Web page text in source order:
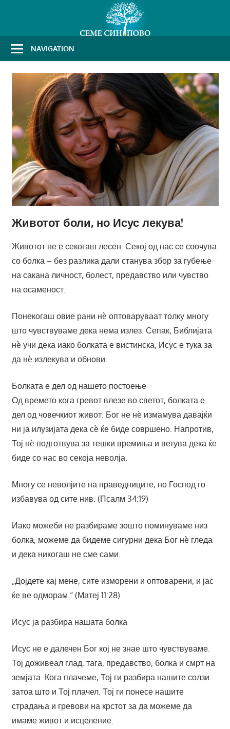
NAVIGATION
Животот боли, но Исус лекува!
Животот не е секогаш лесен. Секој од нас се соочува
со болка – без разлика дали станува збор за губење
на сакана личност, болест, предавство или чувство
на осаменост.
Понекогаш овие рани нè оптоваруваат толку многу
што чувствуваме дека нема излез. Сепак, Библијата
нè учи дека иако болката е вистинска, Исус е тука за
да нè излекува и обнови.
Болката е дел од нашето постоење
Од времето кога гревот влезе во светот, болката е
дел од човечкиот живот. Бог не нè измамува давајќи
ни ја илузијата дека сè ќе биде совршено. Напротив,
Тој нè подготвува за тешки времиња и ветува дека ќе
биде со нас во секоја неволја.
Многу се неволјите на праведниците, но Господ го
избавува од сите нив. (Псалм 34:19)
Иако можеби не разбираме зошто поминуваме низ
болка, можеме да бидеме сигурни дека Бог нè гледа
и дека никогаш не сме сами.
„Дојдете кај мене, сите изморени и оптоварени, и јас
ќе ве одморам.“ (Матеј 11:28)
Исус ја разбира нашата болка
Исус не е далечен Бог кој не знае што чувствуваме.
Тој доживеал глад, тага, предавство, болка и смрт на
земјата. Кога плачеме, Тој ги разбира нашите солзи
затоа што и Тој плачел. Тој ги понесе нашите
страдања и гревови на крстот за да можеме да
имаме живот и исцеление.